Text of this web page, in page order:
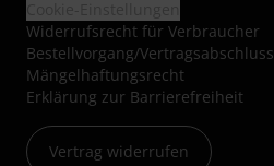
Widerrufsrecht für Verbraucher
Bestellvorgang/Vertragsabschluss
Mängelhaftungsrecht
Erklärung zur Barrierefreiheit
Vertrag widerrufen